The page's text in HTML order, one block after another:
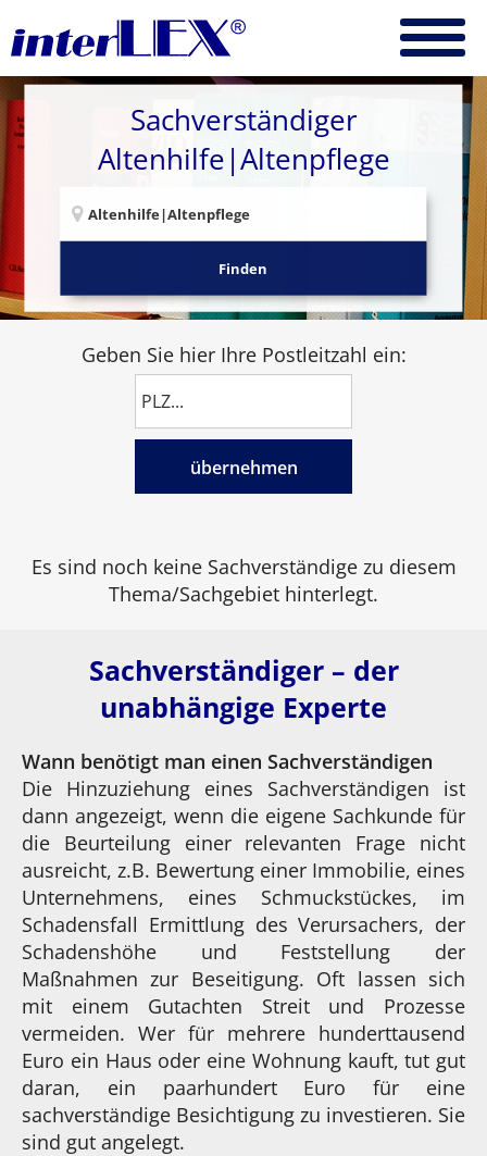
Sachverständiger
Altenhilfe|Altenpflege
Finden
Geben Sie hier Ihre Postleitzahl ein:
übernehmen
Es sind noch keine Sachverständige zu diesem
Thema/Sachgebiet hinterlegt.
Sachverständiger – der
unabhängige Experte
Wann benötigt man einen Sachverständigen
Die Hinzuziehung eines Sachverständigen ist
dann angezeigt, wenn die eigene Sachkunde für
die Beurteilung einer relevanten Frage nicht
ausreicht, z.B. Bewertung einer Immobilie, eines
Unternehmens, eines Schmuckstückes, im
Schadensfall Ermittlung des Verursachers, der
Schadenshöhe und Feststellung der
Maßnahmen zur Beseitigung. Oft lassen sich
mit einem Gutachten Streit und Prozesse
vermeiden. Wer für mehrere hunderttausend
Euro ein Haus oder eine Wohnung kauft, tut gut
daran, ein paarhundert Euro für eine
sachverständige Besichtigung zu investieren. Sie
sind gut angelegt.